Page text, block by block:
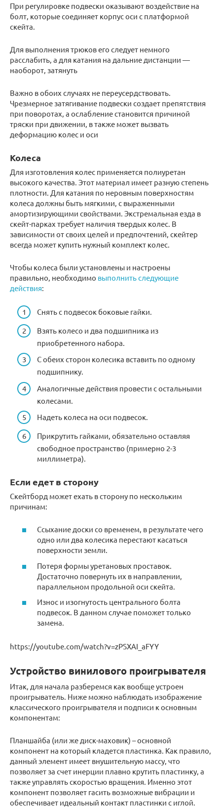
При регулировке подвески оказывают воздействие на
болт, которые соединяет корпус оси с платформой
скейта.
Для выполнения трюков его следует немного
расслабить, а для катания на дальние дистанции —
наоборот, затянуть
Важно в обоих случаях не переусердствовать.
Чрезмерное затягивание подвески создает препятствия
при поворотах, а ослабление становится причиной
тряски при движении, в также может вызвать
деформацию колес и оси
Колеса
Для изготовления колес применяется полиуретан
высокого качества. Этот материал имеет разную степень
плотности. Для катания по неровным поверхностям
колеса должны быть мягкими, с выраженными
амортизирующими свойствами. Экстремальная езда в
скейт-парках требует наличия твердых колес. В
зависимости от своих целей и предпочтений, скейтер
всегда может купить нужный комплект колес.
Чтобы колеса были установлены и настроены
правильно, необходимо выполнить следующие
действия:
Снять с подвесок боковые гайки.
Взять колесо и два подшипника из
приобретенного набора.
С обеих сторон колесика вставить по одному
подшипнику.
Аналогичные действия провести с остальными
колесами.
Надеть колеса на оси подвесок.
Прикрутить гайками, обязательно оставляя
свободное пространство (примерно 2-3
миллиметра).
Если едет в сторону
Скейтборд может ехать в сторону по нескольким
причинам:
Ссыхание доски со временем, в результате чего
одно или два колесика перестают касаться
поверхности земли.
Потеря формы уретановых проставок.
Достаточно повернуть их в направлении,
параллельном продольной оси скейта.
Износ и изогнутость центрального болта
подвесок. В данном случае поможет только
замена.
https://youtube.com/watch?v=zPSXAI_aFYY
Устройство винилового проигрывателя
Итак, для начала разберемся как вообще устроен
проигрыватель. Ниже можно наблюдать изображение
классического проигрывателя и подписи к основным
компонентам:
Планшайба (или же диск-маховик) – основной
компонент на который кладется пластинка. Как правило,
данный элемент имеет внушительную массу, что
позволяет за счет инерции плавно крутить пластинку, а
также управлять скоростью вращения. Именно этот
компонент позволяет гасить возможные вибрации и
обеспечивает идеальный контакт пластинки с иглой.